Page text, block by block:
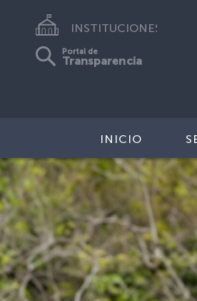
INSTITUCIONES
Portal de
Transparencia
INICIO